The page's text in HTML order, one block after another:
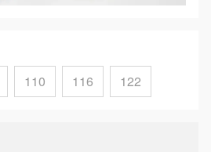
110 116 122